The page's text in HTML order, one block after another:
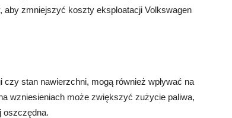
aby zmniejszyć koszty eksploatacji Volkswagen
stan nawierzchni, mogą również wpływać na
wzniesieniach może zwiększyć zużycie paliwa,
oszczędna.